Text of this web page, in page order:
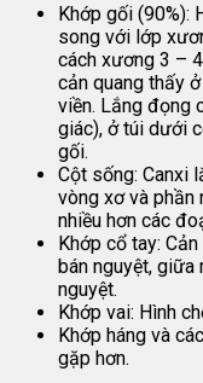
Khớp gối (90%):
song với lớp
cách xương 3 –
cản quang thấy
viền. Lắng đọng
giác), ở túi dưới
gối.
Cột sống: Canxi
vòng xơ và phần
nhiều hơn các
Khớp cổ tay:
bán nguyệt,
nguyệt.
Khớp vai: Hình
Khớp háng và
gặp hơn.